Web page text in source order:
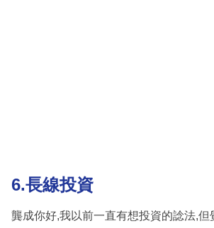
6.長線投資
龔成你好,我以前一直有想投資的諗法,但